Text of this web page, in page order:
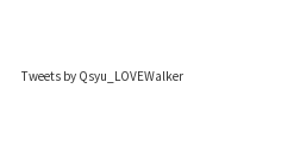
Tweets by Qsyu_LOVEWalker